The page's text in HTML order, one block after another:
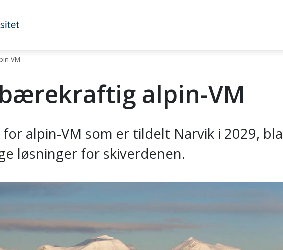
VM
alpin-VM
alpin-VM som er tildelt Narvik i 2029,
løsninger for skiverdenen.